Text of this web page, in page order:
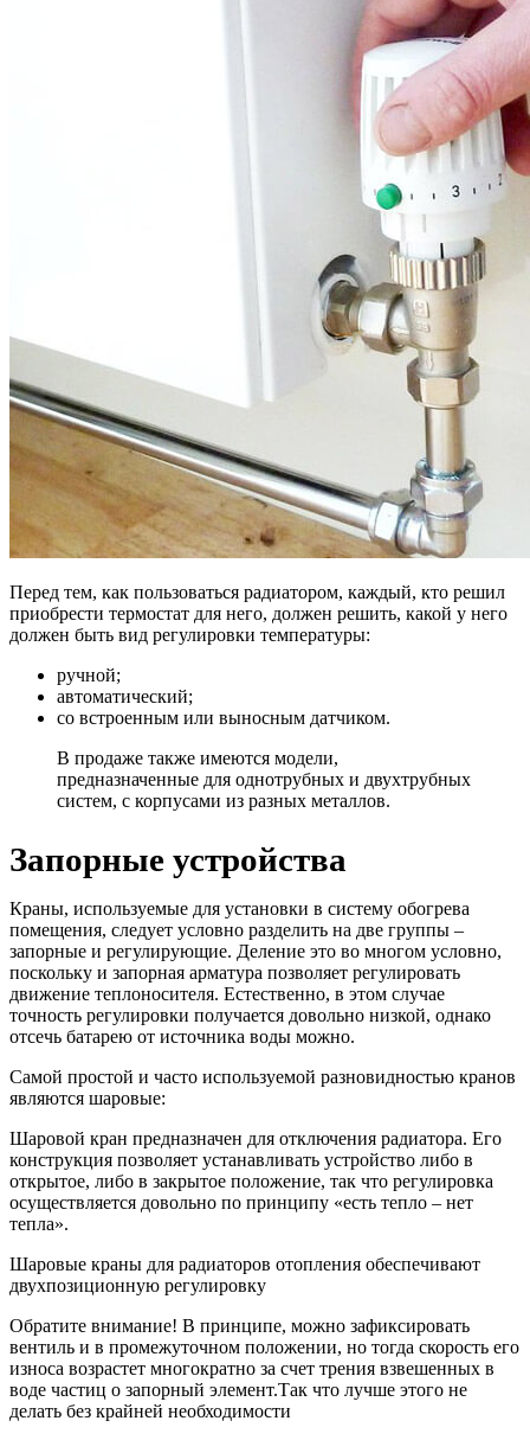
Перед тем, как пользоваться радиатором, каждый, кто решил
приобрести термостат для него, должен решить, какой у него
должен быть вид регулировки температуры:
ручной;
автоматический;
со встроенным или выносным датчиком.
В продаже также имеются модели,
предназначенные для однотрубных и двухтрубных
систем, с корпусами из разных металлов.
Запорные устройства
Краны, используемые для установки в систему обогрева
помещения, следует условно разделить на две группы –
запорные и регулирующие. Деление это во многом условно,
поскольку и запорная арматура позволяет регулировать
движение теплоносителя. Естественно, в этом случае
точность регулировки получается довольно низкой, однако
отсечь батарею от источника воды можно.
Самой простой и часто используемой разновидностью кранов
являются шаровые:
Шаровой кран предназначен для отключения радиатора. Его
конструкция позволяет устанавливать устройство либо в
открытое, либо в закрытое положение, так что регулировка
осуществляется довольно по принципу «есть тепло – нет
тепла».
Шаровые краны для радиаторов отопления обеспечивают
двухпозиционную регулировку
Обратите внимание! В принципе, можно зафиксировать
вентиль и в промежуточном положении, но тогда скорость его
износа возрастет многократно за счет трения взвешенных в
воде частиц о запорный элемент.Так что лучше этого не
делать без крайней необходимости